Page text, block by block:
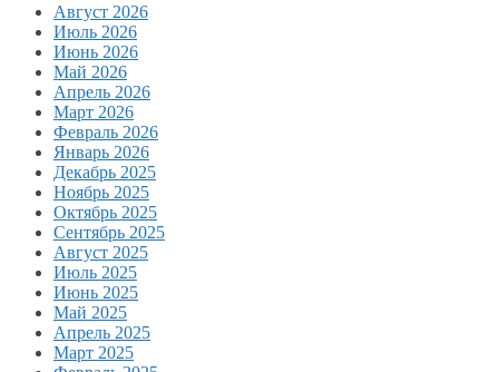
Август 2026
Июль 2026
Июнь 2026
Май 2026
Апрель 2026
Март 2026
Февраль 2026
Январь 2026
Декабрь 2025
Ноябрь 2025
Октябрь 2025
Сентябрь 2025
Август 2025
Июль 2025
Июнь 2025
Май 2025
Апрель 2025
Март 2025